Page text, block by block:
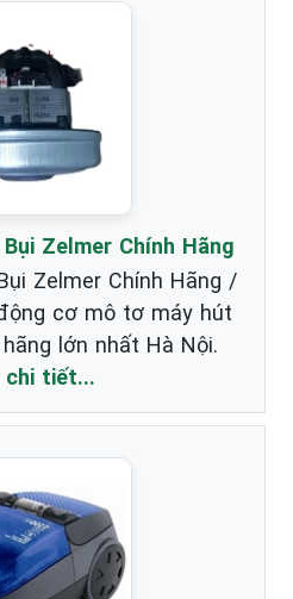
Zelmer Chính Hãng
Zelmer Chính Hãng /
cơ mô tơ máy hút
lớn nhất Hà Nội.
chi tiết...